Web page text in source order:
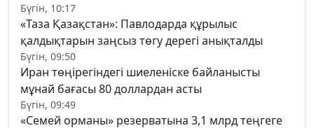
Бүгін, 10:17
«Таза Қазақстан»: Павлодарда құрылыс
қалдықтарын заңсыз төгу дерегі анықталды
Бүгін, 09:50
Иран төңірегіндегі шиеленіске байланысты
мұнай бағасы 80 доллардан асты
Бүгін, 09:49
«Семей орманы» резерватына 3,1 млрд теңгеге